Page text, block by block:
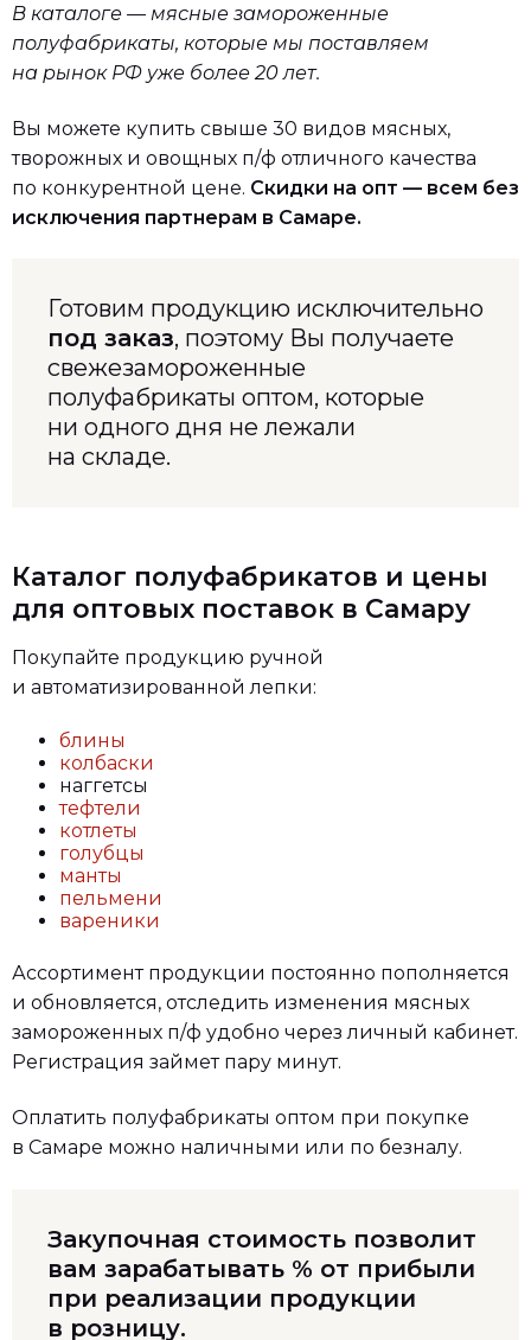
В каталоге — мясные замороженные
полуфабрикаты, которые мы поставляем
на рынок РФ уже более 20 лет.
Вы можете купить свыше 30 видов мясных,
творожных и овощных п/ф отличного качества
по конкурентной цене. Скидки на опт — всем без
исключения партнерам в Самаре.
Готовим продукцию исключительно
под заказ, поэтому Вы получаете
свежезамороженные
полуфабрикаты оптом, которые
ни одного дня не лежали
на складе.
Каталог полуфабрикатов и цены
для оптовых поставок в Самару
Покупайте продукцию ручной
и автоматизированной лепки:
блины
колбаски
наггетсы
тефтели
котлеты
голубцы
манты
пельмени
вареники
Ассортимент продукции постоянно пополняется
и обновляется, отследить изменения мясных
замороженных п/ф удобно через личный кабинет.
Регистрация займет пару минут.
Оплатить полуфабрикаты оптом при покупке
в Самаре можно наличными или по безналу.
Закупочная стоимость позволит
вам зарабатывать % от прибыли
при реализации продукции
в розницу.